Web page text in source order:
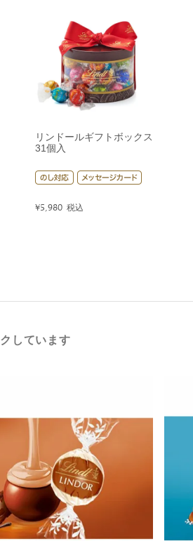
リンドールギフトボックス
31個入
¥5,980 税込
しています